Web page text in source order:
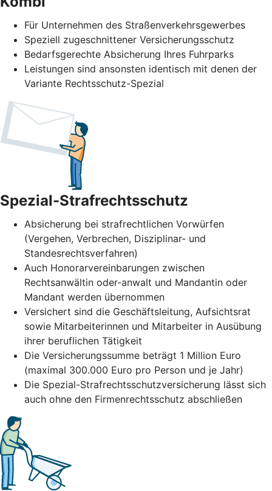
Für Unternehmen des Straßenverkehrs­gewerbes
Speziell zugeschnittener Versicherungsschutz
Bedarfsgerechte Absicherung Ihres Fuhrparks
Leistungen sind ansonsten identisch mit denen der
Variante Rechtsschutz-Spezial
Spezial-Strafrechtsschutz
Absicherung bei strafrechtlichen Vorwürfen
(Vergehen, Verbrechen, Disziplinar- und
Standesrechtsverfahren)
Auch Honorarvereinbarungen zwischen
Rechtsanwältin oder-anwalt und Mandantin oder
Mandant werden übernommen
Versichert sind die Geschäftsleitung, Aufsichtsrat
sowie Mitarbeiterinnen und Mitarbeiter in Ausübung
ihrer beruflichen Tätigkeit
Die Versicherungssumme beträgt 1 Million Euro
(maximal 300.000 Euro pro Person und je Jahr)
Die Spezial-Strafrechtsschutzversicherung lässt sich
auch ohne den Firmenrechtsschutz abschließen